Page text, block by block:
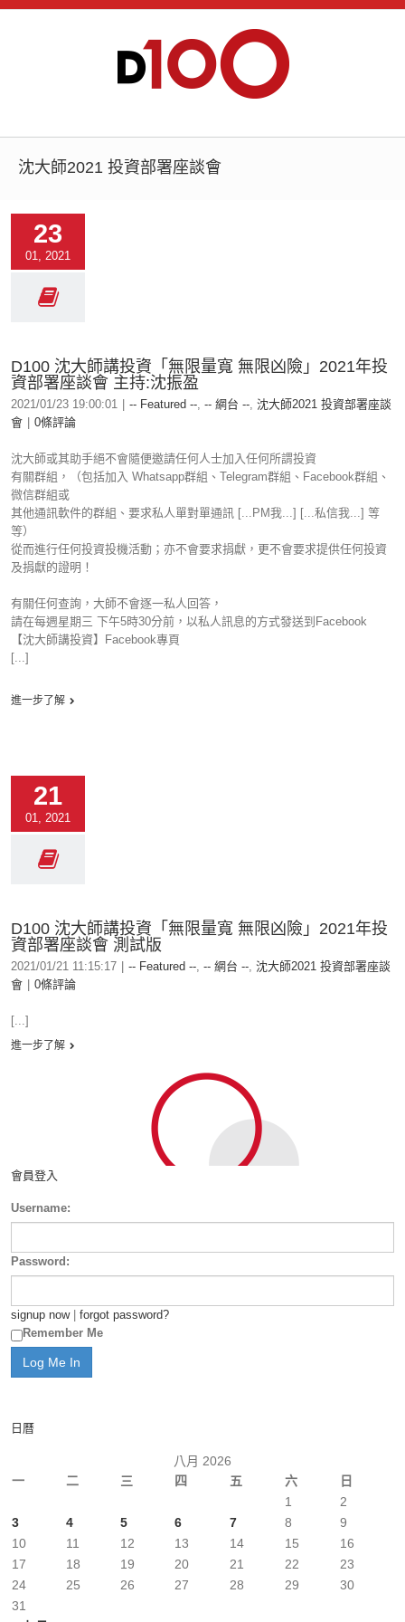
沈大師2021 投資部署座談會
23
01, 2021
D100 沈大師講投資「無限量寬 無限凶險」2021年投
資部署座談會 主持:沈振盈
2021/01/23 19:00:01 -- Featured --, -- 網台 --, 沈大師2021 投資部署座談
會
0條評論
沈大師或其助手絕不會隨便邀請任何人士加入任何所謂投資
有關群組，（包括加入 Whatsapp群組、Telegram群組、Facebook群組、
微信群組或
其他通訊軟件的群組、要求私人單對單通訊 [...PM我...] [...私信我...] 等
等）
從而進行任何投資投機活動；亦不會要求捐獻，更不會要求提供任何投資
及捐獻的證明！
有關任何查詢，大師不會逐一私人回答，
請在每週星期三 下午5時30分前，以私人訊息的方式發送到Facebook
【沈大師講投資】Facebook專頁
[...]
進一步了解
21
01, 2021
D100 沈大師講投資「無限量寬 無限凶險」2021年投
資部署座談會 測試版
2021/01/21 11:15:17 -- Featured --, -- 網台 --, 沈大師2021 投資部署座談
會
0條評論
[...]
進一步了解
會員登入
Username:
Password:
signup now| forgot password?
Remember Me
日曆
八月 2026
一
二 三 四 五 六 日
1
2
3
4 5 6 7 8
9
10
11 12 13 14 15
16
17
18 19 20 21 22
23
24
25 26 27 28 29
30
31